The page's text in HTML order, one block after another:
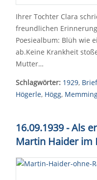
Ihrer Tochter Clara
freundlichen
Poesiealbum: Blüh wie
ab.Keine Krankheit
Mutter…
Schlagwörter: 1929,
Högerle, Högg,
16.09.1939 - Als
Martin Haider im